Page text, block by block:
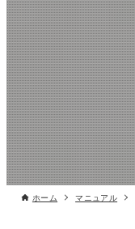
ホーム マニュアル